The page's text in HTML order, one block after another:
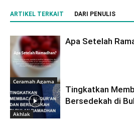
ARTIKEL TERKAIT DARI PENULIS
Ceramah Agama
Apa Setelah
Akhlak
Tingkatkan
Bersedekah di